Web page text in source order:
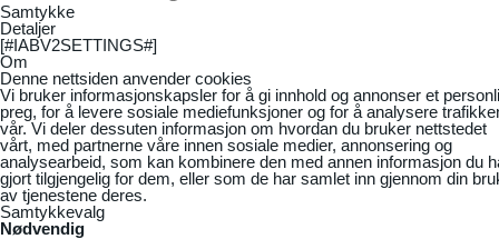
Samtykke
Detaljer
[#IABV2SETTINGS#]
Om
Denne nettsiden anvender cookies
Vi bruker informasjonskapsler for å gi innhold og annonser et
preg, for å levere sosiale mediefunksjoner og for å analysere
vår. Vi deler dessuten informasjon om hvordan du bruker nettstedet
vårt, med partnerne våre innen sosiale medier, annonsering og
analysearbeid, som kan kombinere den med annen informasjon du
gjort tilgjengelig for dem, eller som de har samlet inn gjennom din
av tjenestene deres.
Samtykkevalg
Nødvendig